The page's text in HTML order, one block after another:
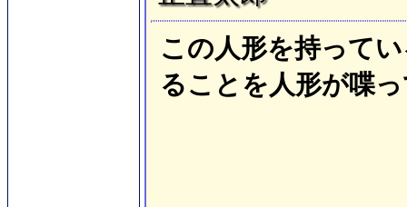
この人形を持って
ることを人形が喋